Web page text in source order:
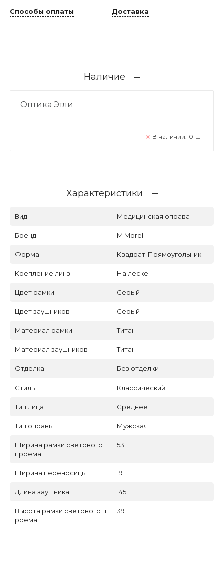
Способы оплаты Доставка
Наличие
Оптика Этли
В наличии: 0 шт
Характеристики
Вид Медицинская оправа
Бренд M Morel
Форма Квадрат-Прямоугольник
Крепление линз На леске
Цвет рамки Серый
Цвет заушников Серый
Материал рамки Титан
Материал заушников Титан
Отделка Без отделки
Стиль Классический
Тип лица Среднее
Тип оправы Мужская
Ширина рамки светового
проема
53
Ширина переносицы 19
Длина заушника 145
Высота рамки светового п
роема
39